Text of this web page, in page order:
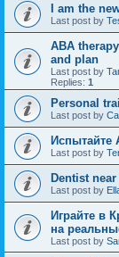
I am the
Last post by
ABA
and plan
Last post by
Replies: 1
Personal
Last post by
Испытайте
Last post by
Dentist
Last post by
Играйте в
на
Last post by